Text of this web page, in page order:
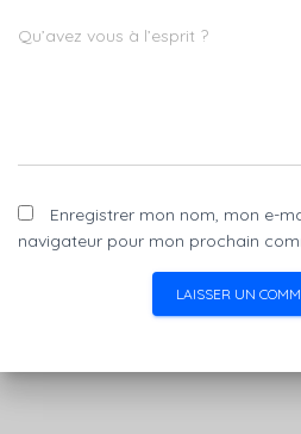
Qu’avez vous à l’esprit ?
Enregistrer mon nom, mon e-
navigateur pour mon prochain